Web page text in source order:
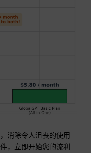
消除令人沮丧的使用
，立即开始您的流利